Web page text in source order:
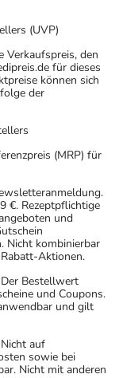
(UVP)
Verkaufspreis, den
für dieses
können sich
der
(MRP) für
€. Rezeptpflichtige
und
Nicht kombinierbar
Aktionen.
Bestellwert
und Coupons.
und gilt
auf
sowie bei
Nicht mit anderen